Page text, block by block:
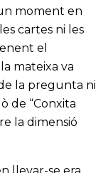
moment en
cartes ni les
el
mateixa va
la pregunta ni
de “Conxita
la dimensió